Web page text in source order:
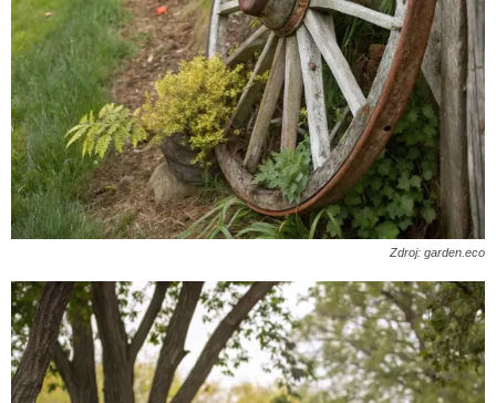
Zdroj: garden.eco